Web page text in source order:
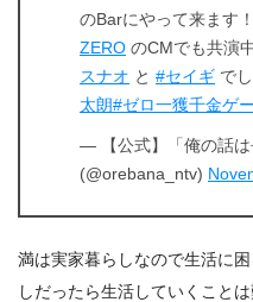
のBarにやって来ます
ZERO のCMでも共演
スナオ と #セイギ で
太朗#ゼロ一獲千金ゲ
— 【公式】「俺の話
(@orebana_ntv)
満は実家暮らしなので生活に
しだったら生活していくことは